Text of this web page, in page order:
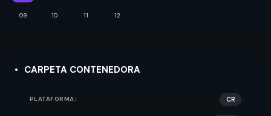
09 10 11 12
CARPETA CONTENEDORA
PLATAFORMA: CR